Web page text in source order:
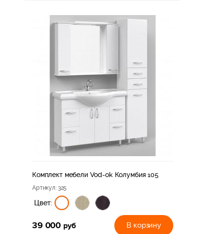
Комплект мебели Vod-ok Колумбия 105
Артикул: 325
Цвет:
39 000 руб В корзину